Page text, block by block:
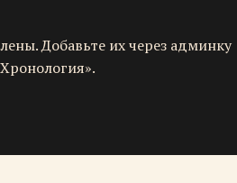
Добавьте их через админку